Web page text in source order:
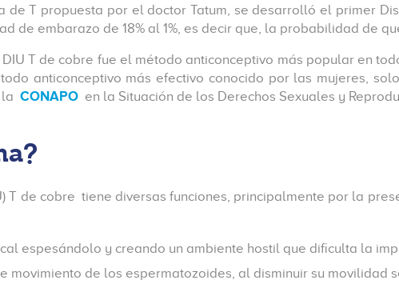
de T propuesta por el doctor Tatum, se desarrolló el primer
de embarazo de 18% al 1%, es decir que, la probabilidad de
T de cobre fue el método anticonceptivo más popular en
anticonceptivo más efectivo conocido por las mujeres,
CONAPO en la Situación de los Derechos Sexuales y
T de cobre tiene diversas funciones, principalmente por la
espesándolo y creando un ambiente hostil que dificulta la
movimiento de los espermatozoides, al disminuir su